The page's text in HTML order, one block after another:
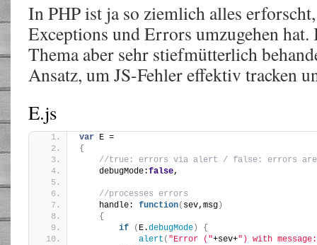
In PHP ist ja so ziemlich alles
Exceptions und Errors umzugehen
Thema aber sehr stiefmütterlich
Ansatz, um JS-Fehler effektiv tracken
E.js
var E =
{
//true: errors via alert / false: errors are
    debugMode:
false,
//processes errors
    handle:
function( sev,msg )
{
if
( E.debugMode )
{
alert ( "Error ("+sev+") with